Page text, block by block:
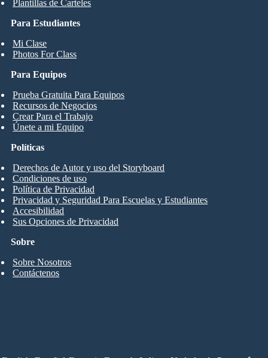
Para Estudiantes
Mi Clase
Photos For Class
Plantillas de Carteles
Para Equipos
Prueba Gratuita Para Equipos
Recursos de Negocios
Crear Para el Trabajo
Únete a mi Equipo
Sobre
Sobre Nosotros
Contáctenos
Políticas
Derechos de Autor y uso del Storyboard
Condiciones de uso
Política de Privacidad
Privacidad y Seguridad Para Escuelas y Estudiantes
Accesibilidad
Sus Opciones de Privacidad